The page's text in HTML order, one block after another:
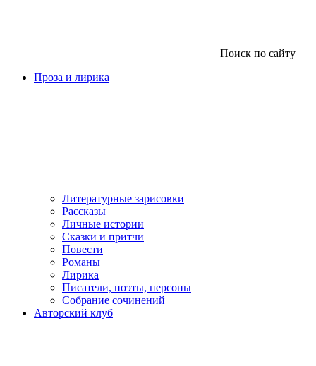
Поиск по сайту
Проза и лирика
Литературные зарисовки
Рассказы
Личные истории
Сказки и притчи
Повести
Романы
Лирика
Писатели, поэты, персоны
Собрание сочинений
Авторский клуб